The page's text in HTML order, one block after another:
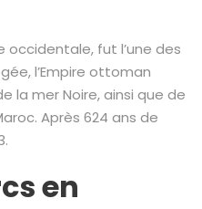
occidentale, fut l’une des
l’Empire ottoman
la mer Noire, ainsi que de
Après 624 ans de
en